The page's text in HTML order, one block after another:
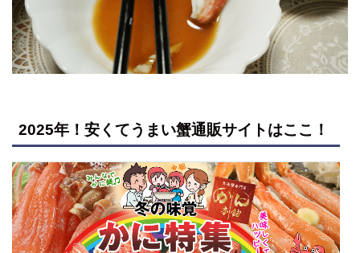
2025年！安くてうまい蟹通販サイトはここ！